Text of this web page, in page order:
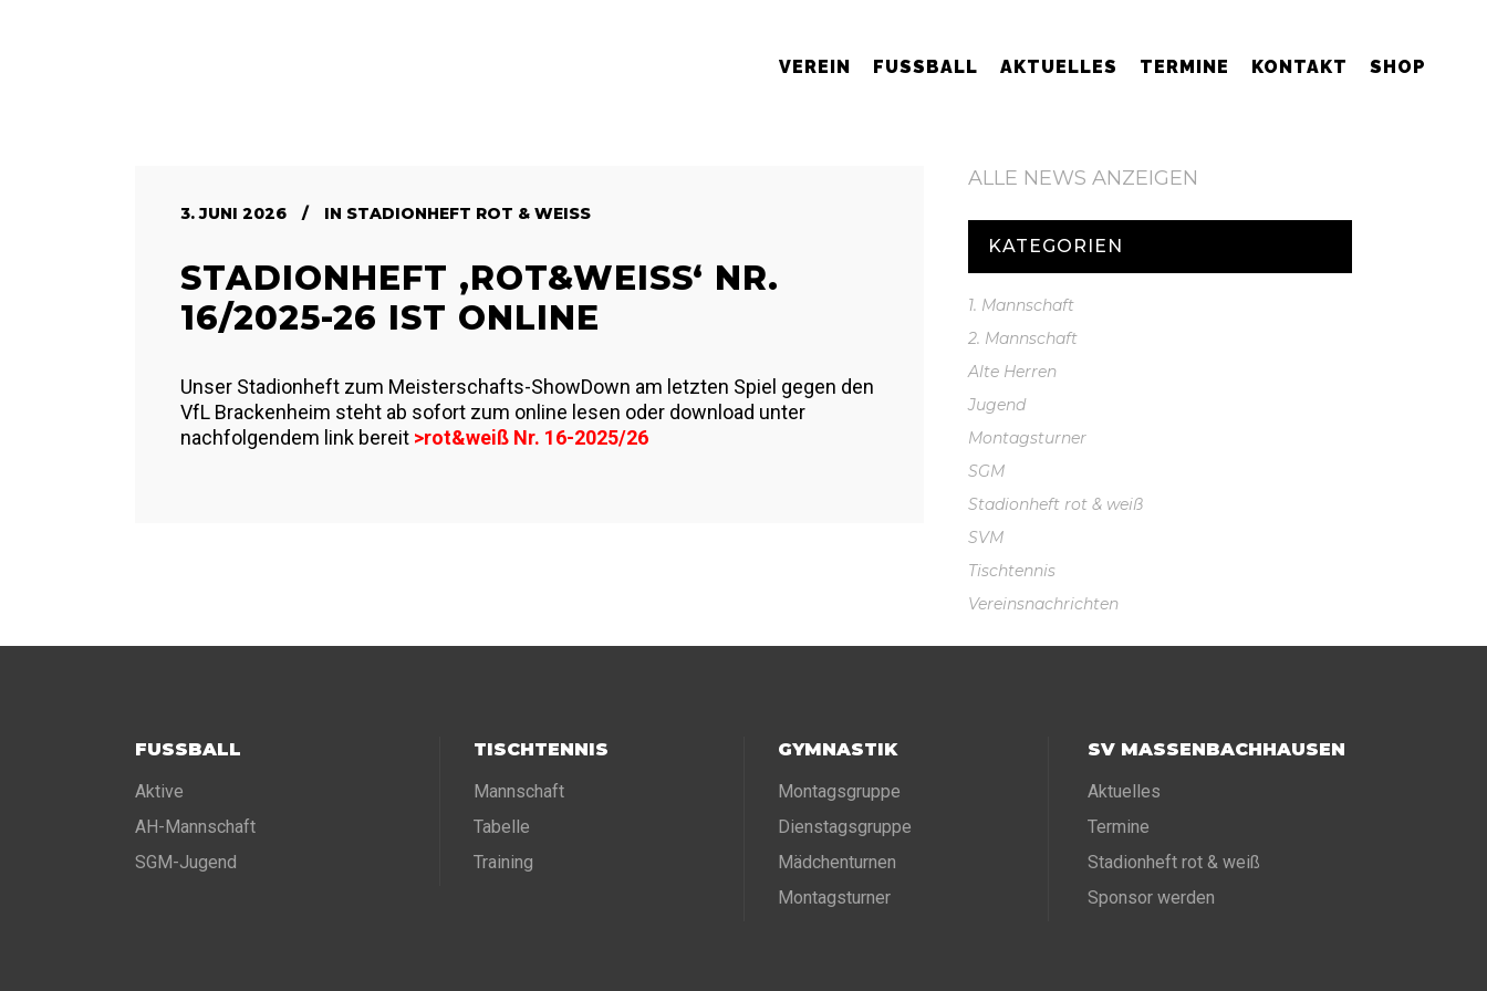
VEREIN FUSSBALL AKTUELLES TERMINE KONTAKT SHOP
3. JUNI 2026 IN STADIONHEFT ROT & WEISS
STADIONHEFT ‚ROT&WEISS‘ NR. 1
6/2025-26 IST ONLINE
Unser Stadionheft zum Meisterschafts-ShowDown am letzten Spiel gegen den
VfL Brackenheim steht ab sofort zum online lesen oder download unter
nachfolgendem link bereit >rot&weiß Nr. 16-2025/26
ALLE NEWS ANZEIGEN
KATEGORIEN
1. Mannschaft
2. Mannschaft
Alte Herren
Jugend
Montagsturner
SGM
Stadionheft rot & weiß
SVM
Tischtennis
Vereinsnachrichten
FUSSBALL
Aktive
AH-Mannschaft
SGM-Jugend
TISCHTENNIS
Mannschaft
Tabelle
Training
GYMNASTIK
Montagsgruppe
Dienstagsgruppe
Mädchenturnen
Montagsturner
SV MASSENBACHHAUSEN
Aktuelles
Termine
Stadionheft rot & weiß
Sponsor werden